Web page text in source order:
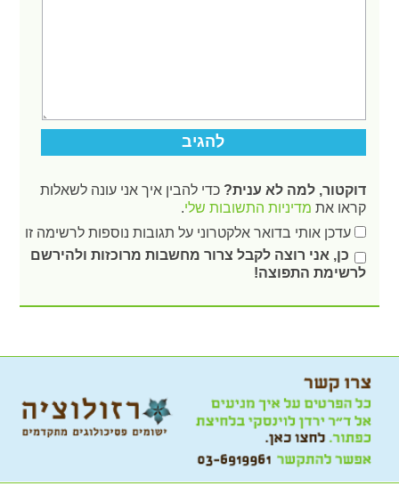
דוקטור, למה לא ענית? כדי להבין איך אני עונה לשאלות
קראו את מדיניות התשובות שלי.
עדכן אותי בדואר אלקטרוני על תגובות נוספות לרשימה זו
כן, אני רוצה לקבל צרור מחשבות מרוכזות ולהירשם
לרשימת התפוצה!